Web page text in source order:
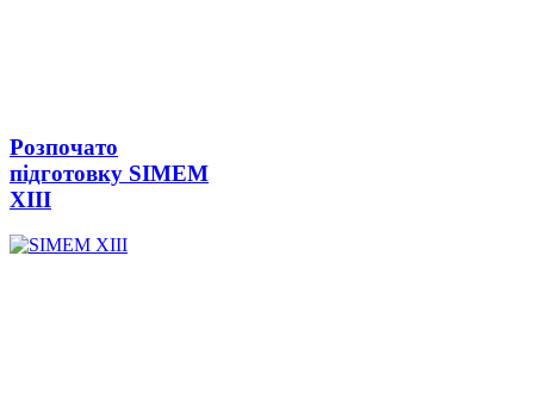
Розпочато
підготовку SIMEM
ХІІІ